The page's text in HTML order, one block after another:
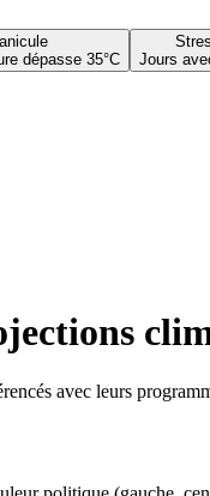
dépasse 35°C
Jours
avec leurs